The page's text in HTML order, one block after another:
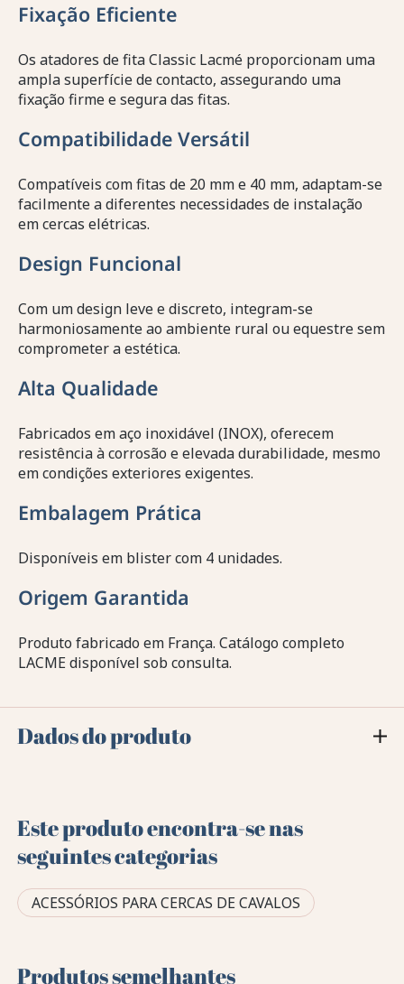
Fixação Eficiente
Os atadores de fita Classic Lacmé proporcionam uma
ampla superfície de contacto, assegurando uma
fixação firme e segura das fitas.
Compatibilidade Versátil
Compatíveis com fitas de 20 mm e 40 mm, adaptam-se
facilmente a diferentes necessidades de instalação
em cercas elétricas.
Design Funcional
Com um design leve e discreto, integram-se
harmoniosamente ao ambiente rural ou equestre sem
comprometer a estética.
Alta Qualidade
Fabricados em aço inoxidável (INOX), oferecem
resistência à corrosão e elevada durabilidade, mesmo
em condições exteriores exigentes.
Embalagem Prática
Disponíveis em blister com 4 unidades.
Origem Garantida
Produto fabricado em França. Catálogo completo
LACME disponível sob consulta.
Dados do produto
Este produto encontra-se nas
seguintes categorias
ACESSÓRIOS PARA CERCAS DE CAVALOS
Produtos semelhantes